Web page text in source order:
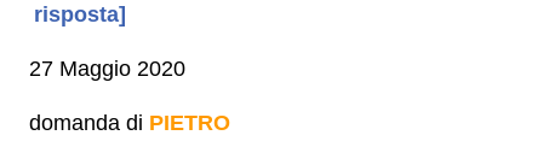
risposta]
27 Maggio 2020
domanda di PIETRO